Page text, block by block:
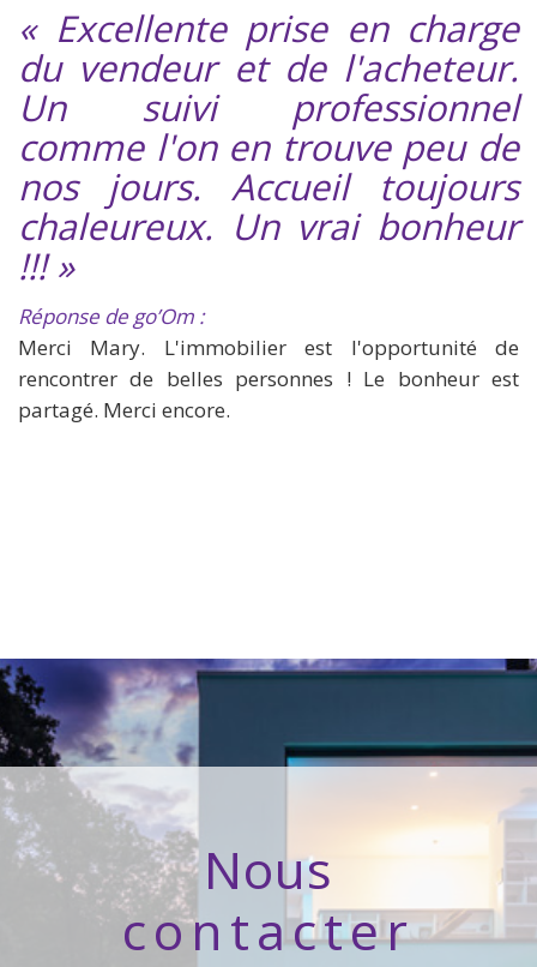
« Excellente prise en charge
du vendeur et de l'acheteur.
Un suivi professionnel
comme l'on en trouve peu de
nos jours. Accueil toujours
chaleureux. Un vrai bonheur
!!! »
Réponse de go’Om :
Merci Mary. L'immobilier est l'opportunité de
rencontrer de belles personnes ! Le bonheur est
partagé. Merci encore.
nous
contacter